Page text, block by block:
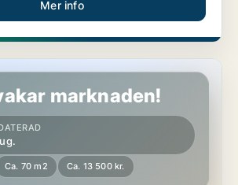
Mer info
Bunkeflo
marknaden!
Ca. 70 m2 Ca. 13 500 kr.